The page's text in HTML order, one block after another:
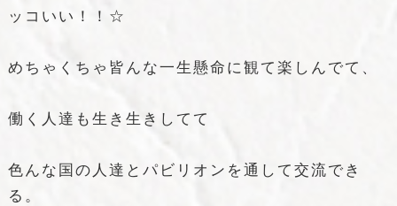
ッコいい！！☆
めちゃくちゃ皆んな一生懸命に観て楽しんでて、
働く人達も生き生きしてて
色んな国の人達とパビリオンを通して交流でき
る。